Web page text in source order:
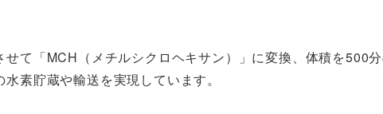
て「MCH（メチルシクロヘキサン）」に変換、体積を500
素貯蔵や輸送を実現しています。